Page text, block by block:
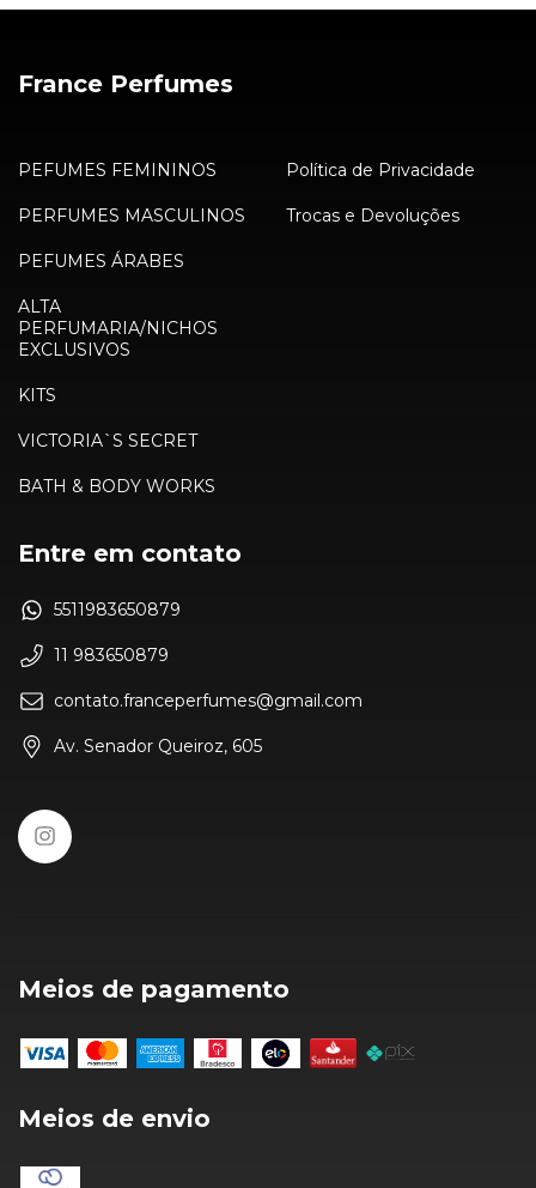
France Perfumes
PEFUMES FEMININOS
PERFUMES MASCULINOS
PEFUMES ÁRABES
ALTA
PERFUMARIA/NICHOS
EXCLUSIVOS
KITS
VICTORIA`S SECRET
BATH & BODY WORKS
Política de Privacidade
Trocas e Devoluções
Entre em contato
5511983650879
11 983650879
contato.franceperfumes@gmail.com
Av. Senador Queiroz, 605
Meios de pagamento
Meios de envio